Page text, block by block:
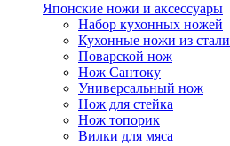
Японские ножи и аксессуары
Набор кухонных ножей
Кухонные ножи из стали
Поварской нож
Нож Сантоку
Универсальный нож
Нож для стейка
Нож топорик
Вилки для мяса